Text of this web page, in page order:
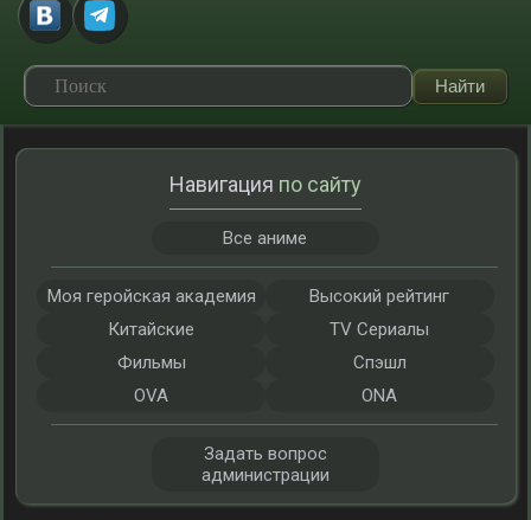
Навигация по сайту
Все аниме
Моя геройская академия
Высокий рейтинг
Китайские
TV Сериалы
Фильмы
Спэшл
OVA
ONA
Задать вопрос
администрации